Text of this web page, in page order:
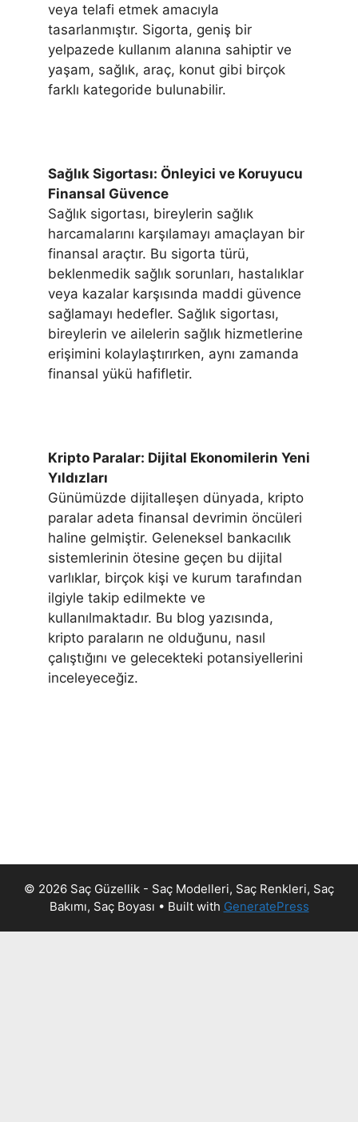
veya telafi etmek amacıyla
tasarlanmıştır. Sigorta, geniş bir
yelpazede kullanım alanına sahiptir ve
yaşam, sağlık, araç, konut gibi birçok
farklı kategoride bulunabilir.
Sağlık Sigortası: Önleyici ve Koruyucu
Finansal Güvence
Sağlık sigortası, bireylerin sağlık
harcamalarını karşılamayı amaçlayan bir
finansal araçtır. Bu sigorta türü,
beklenmedik sağlık sorunları, hastalıklar
veya kazalar karşısında maddi güvence
sağlamayı hedefler. Sağlık sigortası,
bireylerin ve ailelerin sağlık hizmetlerine
erişimini kolaylaştırırken, aynı zamanda
finansal yükü hafifletir.
Kripto Paralar: Dijital Ekonomilerin Yeni
Yıldızları
Günümüzde dijitalleşen dünyada, kripto
paralar adeta finansal devrimin öncüleri
haline gelmiştir. Geleneksel bankacılık
sistemlerinin ötesine geçen bu dijital
varlıklar, birçok kişi ve kurum tarafından
ilgiyle takip edilmekte ve
kullanılmaktadır. Bu blog yazısında,
kripto paraların ne olduğunu, nasıl
çalıştığını ve gelecekteki potansiyellerini
inceleyeceğiz.
© 2026 Saç Güzellik - Saç Modelleri, Saç Renkleri, Saç
Bakımı, Saç Boyası • Built with GeneratePress